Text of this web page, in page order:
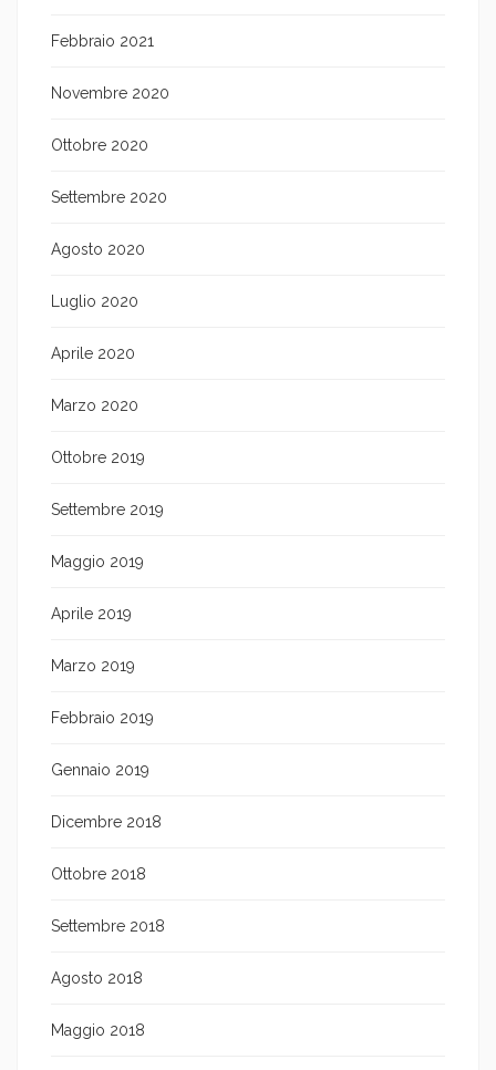
Febbraio 2021
Novembre 2020
Ottobre 2020
Settembre 2020
Agosto 2020
Luglio 2020
Aprile 2020
Marzo 2020
Ottobre 2019
Settembre 2019
Maggio 2019
Aprile 2019
Marzo 2019
Febbraio 2019
Gennaio 2019
Dicembre 2018
Ottobre 2018
Settembre 2018
Agosto 2018
Maggio 2018